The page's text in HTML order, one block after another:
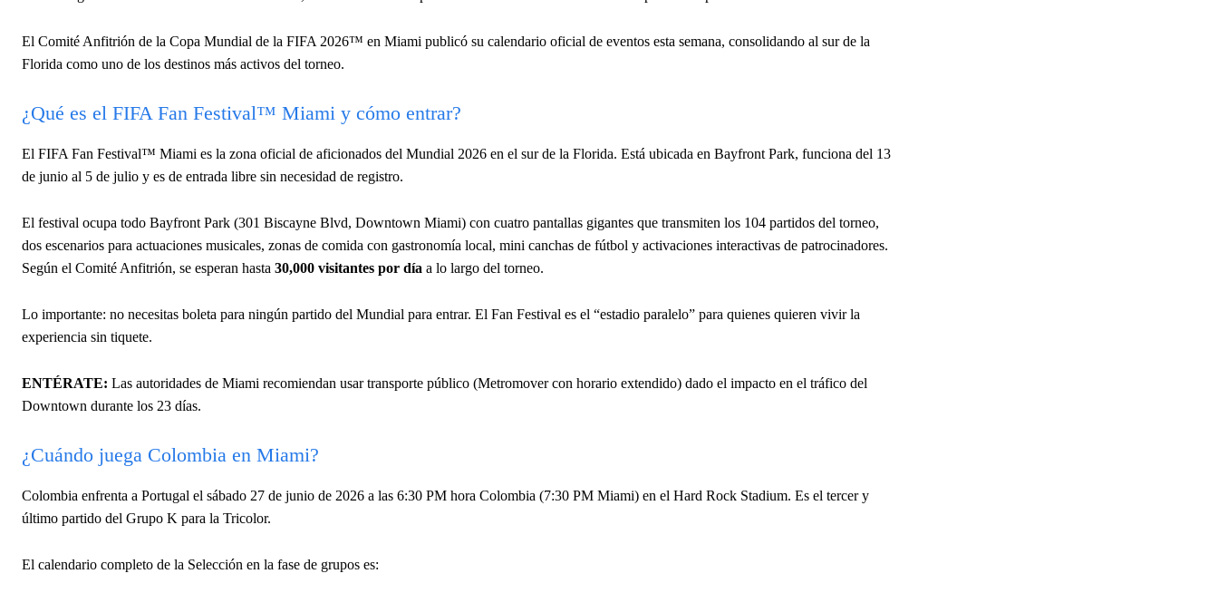
El Comité Anfitrión de la Copa Mundial de la FIFA 2026™ en Miami publicó su calendario oficial de eventos esta semana, consolidando al sur de la
Florida como uno de los destinos más activos del torneo.
¿Qué es el FIFA Fan Festival™ Miami y cómo entrar?
El FIFA Fan Festival™ Miami es la zona oficial de aficionados del Mundial 2026 en el sur de la Florida. Está ubicada en Bayfront Park, funciona del 13
de junio al 5 de julio y es de entrada libre sin necesidad de registro.
El festival ocupa todo Bayfront Park (301 Biscayne Blvd, Downtown Miami) con cuatro pantallas gigantes que transmiten los 104 partidos del torneo,
dos escenarios para actuaciones musicales, zonas de comida con gastronomía local, mini canchas de fútbol y activaciones interactivas de patrocinadores.
Según el Comité Anfitrión, se esperan hasta 30,000 visitantes por día a lo largo del torneo.
Lo importante: no necesitas boleta para ningún partido del Mundial para entrar. El Fan Festival es el “estadio paralelo” para quienes quieren vivir la
experiencia sin tiquete.
ENTÉRATE: Las autoridades de Miami recomiendan usar transporte público (Metromover con horario extendido) dado el impacto en el tráfico del
Downtown durante los 23 días.
¿Cuándo juega Colombia en Miami?
Colombia enfrenta a Portugal el sábado 27 de junio de 2026 a las 6:30 PM hora Colombia (7:30 PM Miami) en el Hard Rock Stadium. Es el tercer y
último partido del Grupo K para la Tricolor.
El calendario completo de la Selección en la fase de grupos es: